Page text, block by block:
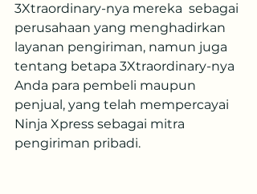
3Xtraordinary-nya mereka  sebagai
perusahaan yang menghadirkan
layanan pengiriman, namun juga
tentang betapa 3Xtraordinary-nya
Anda para pembeli maupun
penjual, yang telah mempercayai
Ninja Xpress sebagai mitra
pengiriman pribadi.